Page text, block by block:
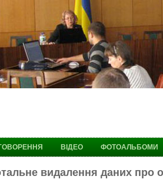
ВІДЕО ФОТОАЛЬБОМИ
видалення даних про